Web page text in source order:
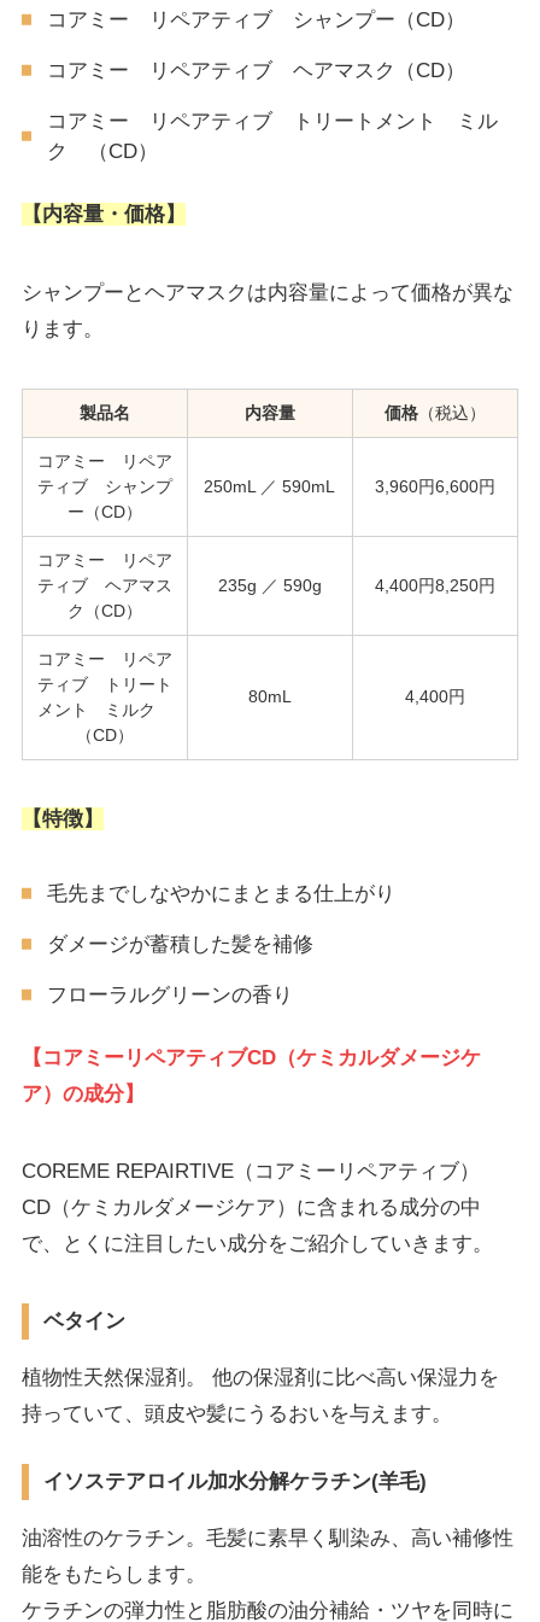
コアミー リペアティブ シャンプー（CD）
コアミー リペアティブ ヘアマスク（CD）
コアミー リペアティブ トリートメント ミル
ク （CD）
【内容量・価格】
シャンプーとヘアマスクは内容量によって価格が異な
ります。
製品名 内容量 価格（税込）
コアミー リペア
ティブ シャンプ
ー（CD）
250mL ／ 590mL 3,960円6,600円
コアミー リペア
ティブ ヘアマス
ク（CD）
235g ／ 590g 4,400円8,250円
コアミー リペア
ティブ トリート
メント ミルク
（CD）
80mL 4,400円
【特徴】
毛先までしなやかにまとまる仕上がり
ダメージが蓄積した髪を補修
フローラルグリーンの香り
【コアミーリペアティブCD（ケミカルダメージケ
ア）の成分】
COREME REPAIRTIVE（コアミーリペアティブ）
CD（ケミカルダメージケア）に含まれる成分の中
で、とくに注目したい成分をご紹介していきます。
ベタイン
植物性天然保湿剤。 他の保湿剤に比べ高い保湿力を
持っていて、頭皮や髪にうるおいを与えます。
イソステアロイル加水分解ケラチン(羊毛)
油溶性のケラチン。毛髪に素早く馴染み、高い補修性
能をもたらします。
ケラチンの弾力性と脂肪酸の油分補給・ツヤを同時に